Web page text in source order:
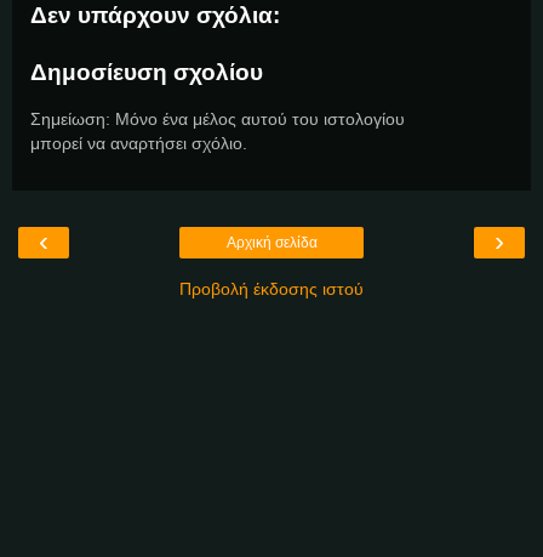
Δεν υπάρχουν σχόλια:
Δημοσίευση σχολίου
Σημείωση: Μόνο ένα μέλος αυτού του ιστολογίου
μπορεί να αναρτήσει σχόλιο.
‹ ›
Αρχική σελίδα
Προβολή έκδοσης ιστού